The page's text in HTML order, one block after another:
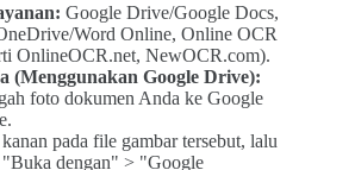
Google Drive/Google Docs,
Word Online, Online OCR
OnlineOCR.net, NewOCR.com).
(Menggunakan Google Drive):
foto dokumen Anda ke Google
pada file gambar tersebut, lalu
dengan" > "Google